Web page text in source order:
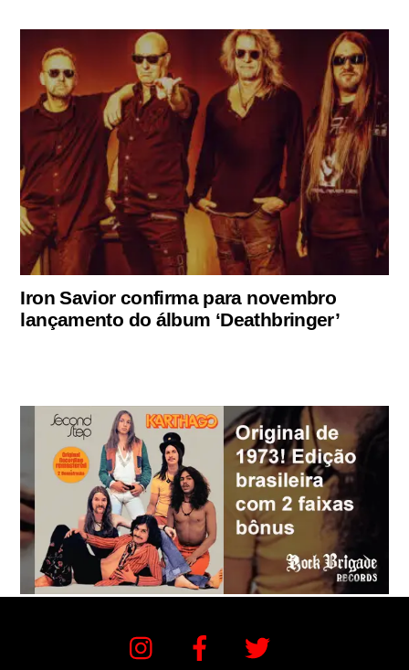
Iron Savior confirma para novembro
lançamento do álbum ‘Deathbringer’
Instagram Facebook